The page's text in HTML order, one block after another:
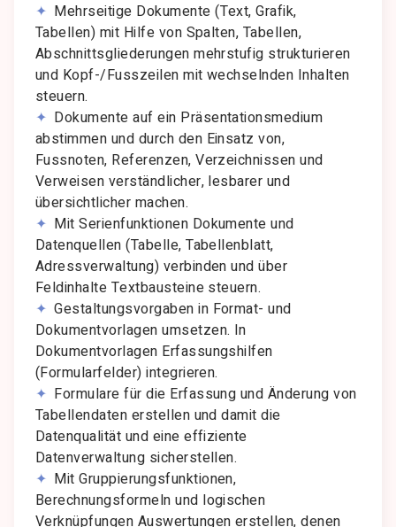
Mehrseitige Dokumente (Text, Grafik,
Tabellen) mit Hilfe von Spalten, Tabellen,
Abschnittsgliederungen mehrstufig strukturieren
und Kopf-/Fusszeilen mit wechselnden Inhalten
steuern.
Dokumente auf ein Präsentationsmedium
abstimmen und durch den Einsatz von,
Fussnoten, Referenzen, Verzeichnissen und
Verweisen verständlicher, lesbarer und
übersichtlicher machen.
Mit Serienfunktionen Dokumente und
Datenquellen (Tabelle, Tabellenblatt,
Adressverwaltung) verbinden und über
Feldinhalte Textbausteine steuern.
Gestaltungsvorgaben in Format- und
Dokumentvorlagen umsetzen. In
Dokumentvorlagen Erfassungshilfen
(Formularfelder) integrieren.
Formulare für die Erfassung und Änderung von
Tabellendaten erstellen und damit die
Datenqualität und eine effiziente
Datenverwaltung sicherstellen.
Mit Gruppierungsfunktionen,
Berechnungsformeln und logischen
Verknüpfungen Auswertungen erstellen, denen